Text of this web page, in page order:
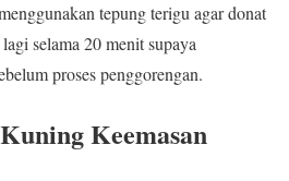
tepung terigu agar donat
selama 20 menit supaya
proses penggorengan.
Keemasan